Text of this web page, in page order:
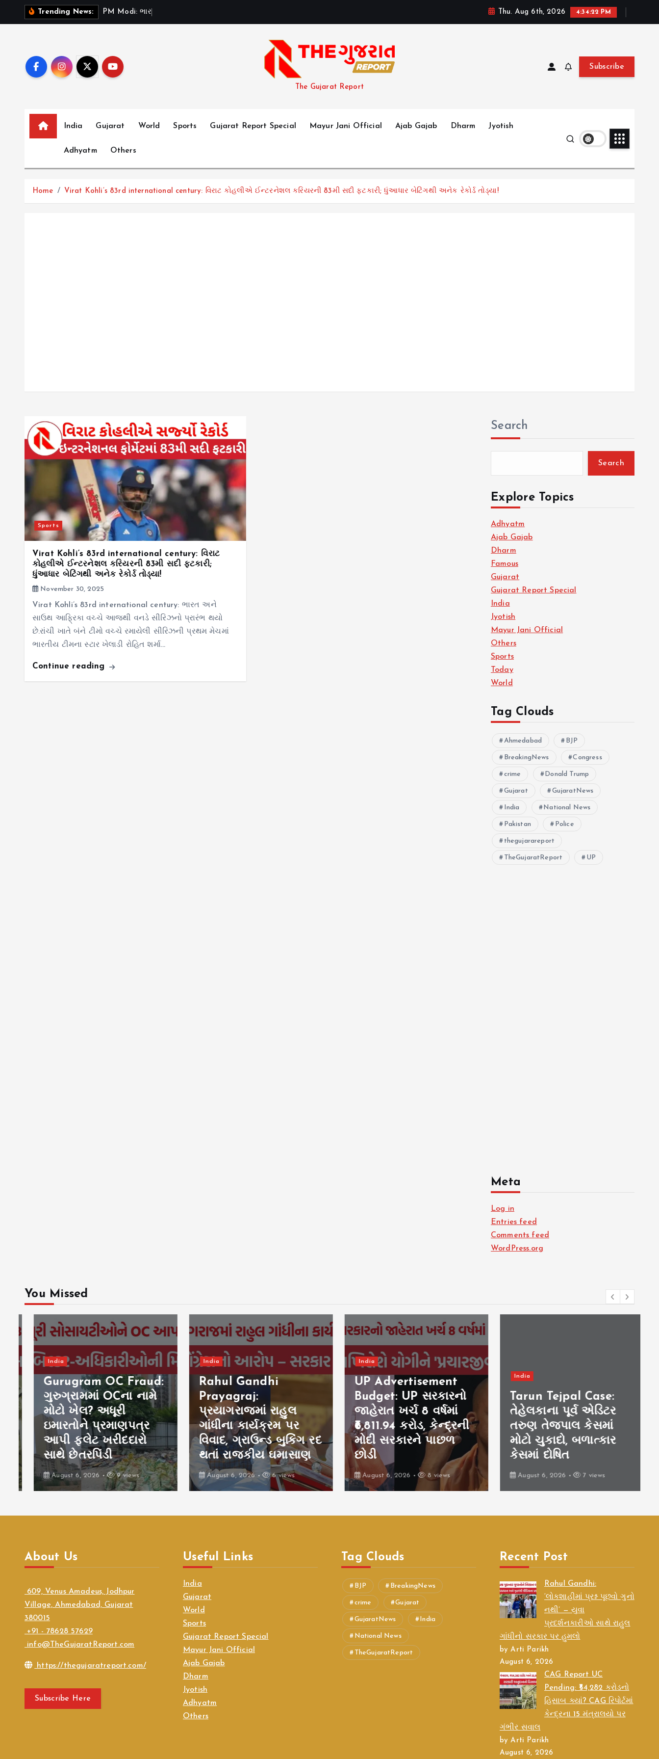
Trending News: P M M o d i: ભર Thu. Aug 6th, 2026 4:34:23 PM
The Gujarat Report
Subscribe
India Gujarat World Sports Gujarat Report Special Mayur Jani Official Ajab Gajab Dharm Jyotish
Adhyatm Others
Home Virat Kohli’s 83rd international century: વિરાટ કોહલીએ ઈન્ટરનેશલ કરિયરની 83મી સદી ફટકારી; ધુંઆધાર બેટિંગથી અનેક રેકોર્ડ તોડ્યા!
Sports
Virat Kohli’s 83rd international century: વિરાટ
કોહલીએ ઈન્ટરનેશલ કરિયરની 83મી સદી ફટકારી;
ધુંઆધાર બેટિંગથી અનેક રેકોર્ડ તોડ્યા!
November 30, 2025
Virat Kohli’s 83rd international century: ભારત અને
સાઉથ આફ્રિકા વચ્ચે આજથી વનડે સીરિઝનો પ્રારંભ થયો
છે.રાંચી ખાતે બંને ટીમો વચ્ચે રમાયેલી સીરિઝની પ્રથમ મેચમાં
ભારતીય ટીમના સ્ટાર ખેલાડી રોહિત શર્મા…
Continue reading
Search
Search
Explore Topics
Adhyatm
Ajab Gajab
Dharm
Famous
Gujarat
Gujarat Report Special
India
Jyotish
Mayur Jani Official
Others
Sports
Today
World
Tag Clouds
Ahmedabad BJP
BreakingNews Congress
crime Donald Trump
Gujarat GujaratNews
India National News
Pakistan Police
thegujarareport
TheGujaratReport UP
Meta
Log in
Entries feed
Comments feed
WordPress.org
You Missed
India
Gurugram OC Fraud:
ગુરુગ્રામમાં OCના નામે
મોટો ખેલ? અધૂરી
ઇમારતોને પ્રમાણપત્ર
આપી ફ્લેટ ખરીદદારો
સાથે છેતરપિંડી
August 6, 2026 9 views
India
Rahul Gandhi
Prayagraj:
પ્રયાગરાજમાં રાહુલ
ગાંધીના કાર્યક્રમ પર
વિવાદ, ગ્રાઉન્ડ બુકિંગ રદ
થતાં રાજકીય ઘમાસાણ
August 6, 2026 6 views
India
UP Advertisement
Budget: UP સરકારનો
જાહેરાત ખર્ચ 8 વર્ષમાં
₹6,811.94 કરોડ, કેન્દ્રની
મોદી સરકારને પાછળ
છોડી
August 6, 2026 8 views
India
Tarun Tejpal Case:
તેહેલકાના પૂર્વ એડિટર
તરુણ તેજપાલ કેસમાં
મોટો ચુકાદો, બળાત્કાર
કેસમાં દોષિત
August 6, 2026 7 views
About Us
609, Venus Amadeus, Jodhpur
Village, Ahmedabad, Gujarat
380015
+91 - 78628 57629
info@TheGujaratReport.com
https://thegujaratreport.com/
Subscribe Here
Useful Links
India
Gujarat
World
Sports
Gujarat Report Special
Mayur Jani Official
Ajab Gajab
Dharm
Jyotish
Adhyatm
Others
Tag Clouds
BJP BreakingNews
crime Gujarat
GujaratNews India
National News
TheGujaratReport
Recent Post
Rahul Gandhi:
‘લોકશાહીમાં પ્રશ્ન પૂછવો ગુનો
નથી’ — યુવા
પ્રદર્શનકારીઓ સાથે રાહુલ
ગાંધીનો સરકાર પર હુમલો
by Arti Parikh
August 6, 2026
CAG Report UC
Pending: ₹54,282 કરોડનો
હિસાબ ક્યાં? CAG રિપોર્ટમાં
કેન્દ્રના 15 મંત્રાલયો પર
ગંભીર સવાલ
by Arti Parikh
August 6, 2026